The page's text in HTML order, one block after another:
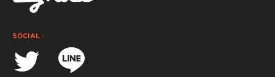
SOCIAL :